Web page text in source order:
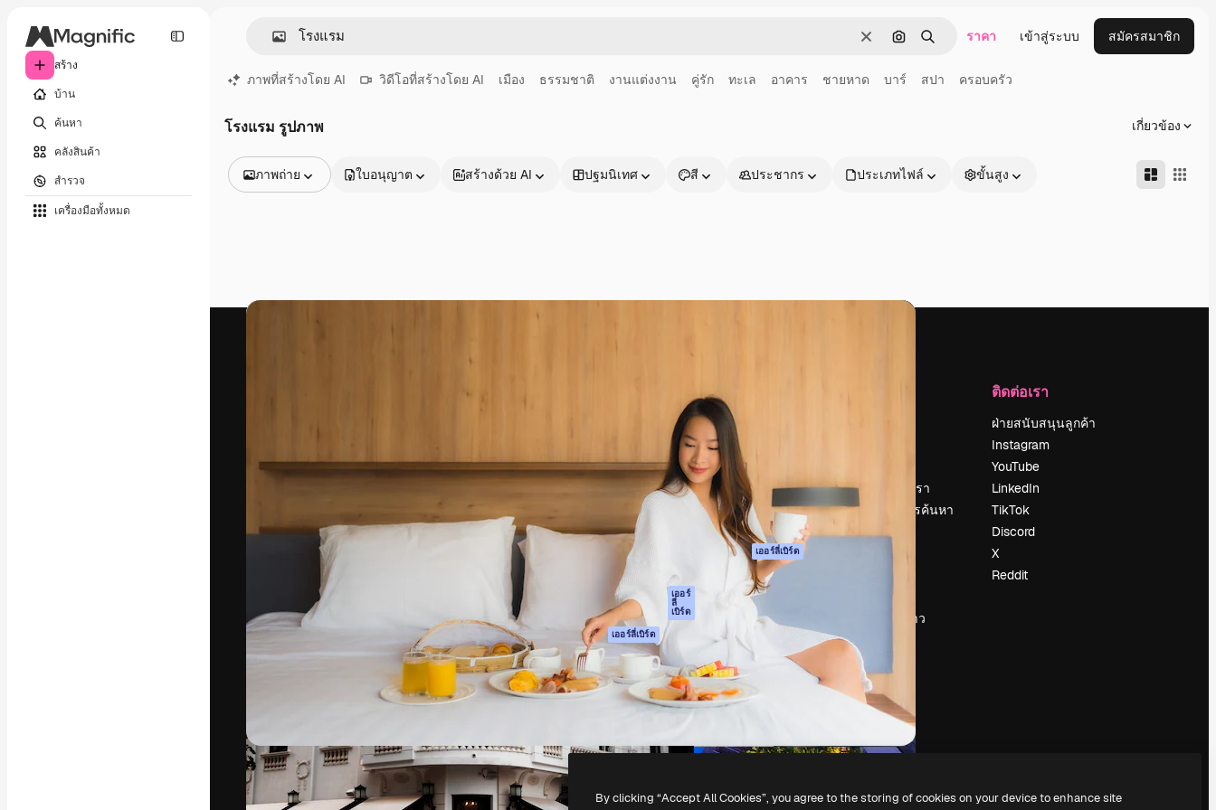
สร้าง
บ้าน
ค้นหา
คลังสินค้า
สำรวจ
เครื่องมือทั้งหมด
ชัดเจนค้นหาตามรูปภาพ
ค้นหา ราคา เข้าสู่ระบบ สมัครสมาชิก
ภาพที่สร้างโดย AI วิดีโอที่สร้างโดย AI เมือง ธรรมชาติ งานแต่งงาน คู่รัก ทะเล อาคาร ชายหาด บาร์ สปา ครอบครัว
โรงแรม รูปภาพ เกี่ยวข้อง
ภาพถ่าย
วิดีโอ
ใบอนุญาต สร้างด้วย AI ปฐมนิเทศ สี ประชากร ประเภทไฟล์ ขั้นสูง
ครอบคลุมทั้งครีเอทีฟ, บริษัท, เอเจนซี และสตูดิ
โอ
เครื่องมือสร้าง
รูปภาพด้วย AI
เครื่องมือสร้างวิดีโอ
ด้วย AI
เครื่องกำเนิดเสียง AI
สต็อกเนื้อหา
MCP สำหรับ
Claude/ChatGPT
เออร์
ลี่
เบิร์ด
Agents เออร์ลี่เบิร์ด
เอพีไอ
แอปมือถือ
เครื่องมือ Magnific
เริ่มต้นใช้งาน
Academy
เอกสาร
การสนับสนุน
เงื่อนไขการใช้งาน
นโยบายความเป็น
ส่วนตัว
ต้นฉบับ เออร์ลี่เบิร์ด
นโยบายคุกกี้
ศูนย์ความน่าเชื่อถือ
พันธมิตร
ธุรกิจ
ร่วมงานกับเรา
แนวโน้มการค้นหา
บล็อก
กิจกรรม
ขายเนื้อหา
ห้องแถลงข่าว
กำลังมองหา
magnific.ai
ติดต่อเรา
ฝ่ายสนับสนุนลูกค้า
Instagram
YouTube
LinkedIn
TikTok
Discord
X
Reddit
Copyright © 2010- 2026 Freepik Company S.L.U.สงวนลิขสิทธิ์
By clicking “Accept All Cookies”, you agree to the storing of cookies on your device to enhance site